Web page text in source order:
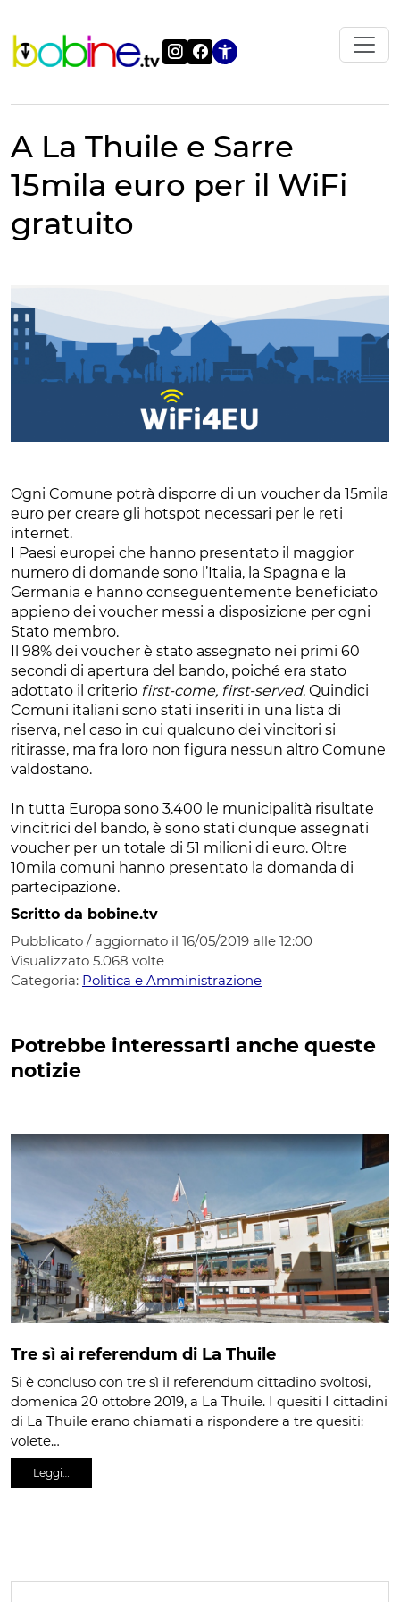
contenuto
Apri le
A La Thuile e Sarre
15mila euro per il WiFi
gratuito
Ogni Comune potrà disporre di un voucher da 15mila
euro per creare gli hotspot necessari per le reti
internet.
I Paesi europei che hanno presentato il maggior
numero di domande sono l’Italia, la Spagna e la
Germania e hanno conseguentemente beneficiato
appieno dei voucher messi a disposizione per ogni
Stato membro.
Il 98% dei voucher è stato assegnato nei primi 60
secondi di apertura del bando, poiché era stato
adottato il criterio first-come, first-served. Quindici
Comuni italiani sono stati inseriti in una lista di
riserva, nel caso in cui qualcuno dei vincitori si
ritirasse, ma fra loro non figura nessun altro Comune
valdostano.
In tutta Europa sono 3.400 le municipalità risultate
vincitrici del bando, è sono stati dunque assegnati
voucher per un totale di 51 milioni di euro. Oltre
10mila comuni hanno presentato la domanda di
partecipazione.
Scritto da bobine.tv
Pubblicato / aggiornato il 16/05/2019 alle 12:00
Visualizzato 5.068 volte
Categoria: Politica e Amministrazione
Potrebbe interessarti anche queste
notizie
Tre sì ai referendum di La Thuile
Si è concluso con tre sì il referendum cittadino svoltosi,
domenica 20 ottobre 2019, a La Thuile. I quesiti I cittadini
di La Thuile erano chiamati a rispondere a tre quesiti:
volete…
Leggi…